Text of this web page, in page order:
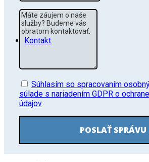
Kontakt
Správa
GDPRSúhlasím so spracovaním
súlade s nariadením GDPR o
údajov